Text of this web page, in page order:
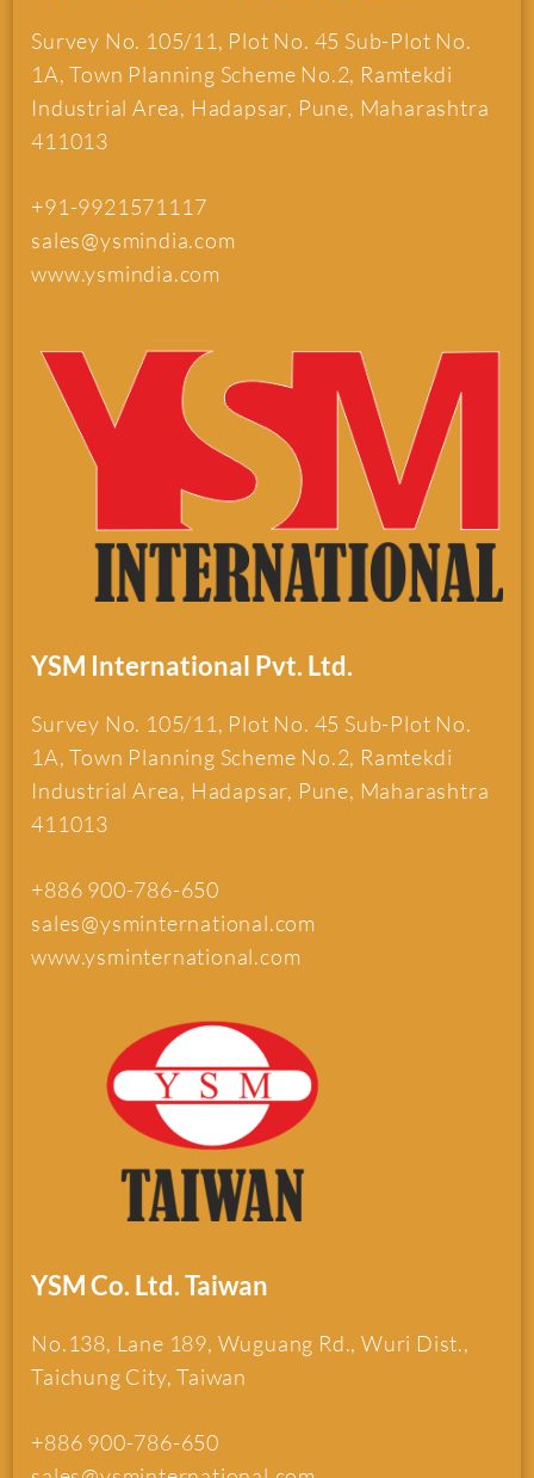
Survey No. 105/11, Plot No. 45 Sub-Plot No.
1A, Town Planning Scheme No.2, Ramtekdi
Industrial Area, Hadapsar, Pune, Maharashtra
411013
+91-9921571117
sales@ysmindia.com
www.ysmindia.com
YSM International Pvt. Ltd.
Survey No. 105/11, Plot No. 45 Sub-Plot No.
1A, Town Planning Scheme No.2, Ramtekdi
Industrial Area, Hadapsar, Pune, Maharashtra
411013
+886 900-786-650
sales@ysminternational.com
www.ysminternational.com
YSM Co. Ltd. Taiwan
No.138, Lane 189, Wuguang Rd., Wuri Dist.,
Taichung City, Taiwan
+886 900-786-650